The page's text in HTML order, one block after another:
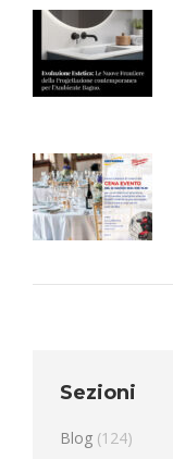
Sezioni
Blog (124)